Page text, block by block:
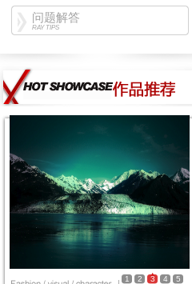
问题解答
RAY TIPS
1 2 3 4 5